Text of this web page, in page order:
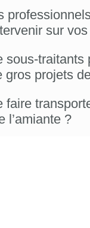
sur
sous-traitants
gros projets
faire
l’amiante ?